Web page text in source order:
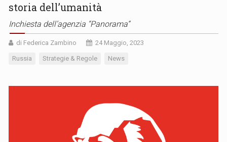
storia dell’umanità
Inchiesta dell’agenzia “Panorama”
di Federica Zambino 24 Maggio, 2023
Russia Strategie & Regole News